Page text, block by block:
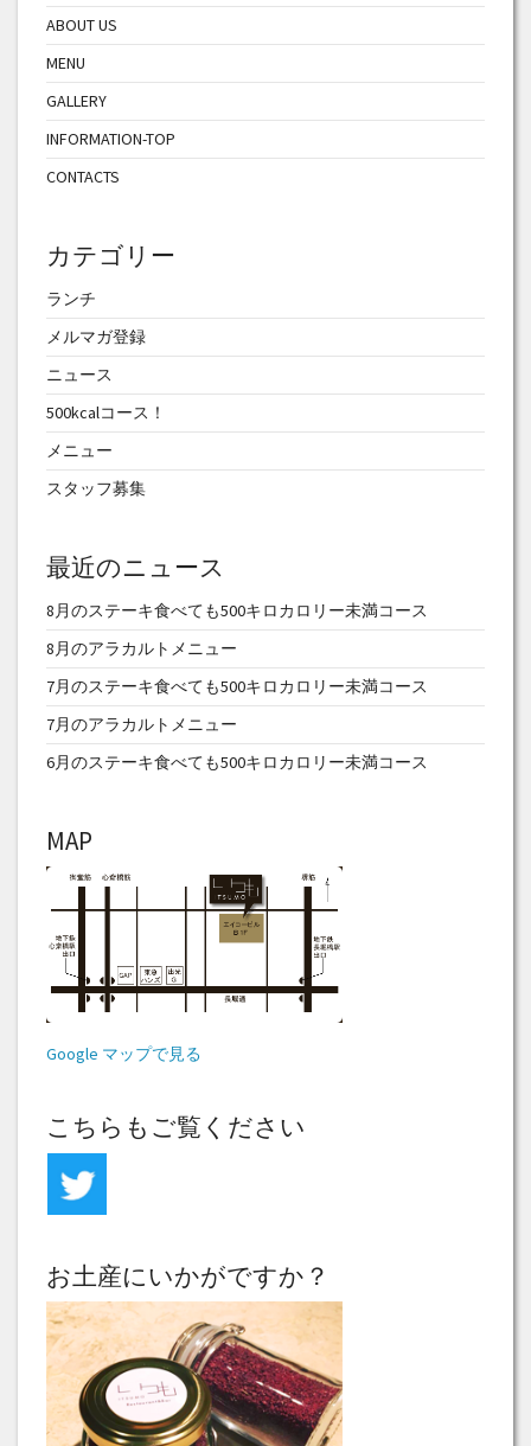
ABOUT US
MENU
GALLERY
INFORMATION-TOP
CONTACTS
カテゴリー
ランチ
メルマガ登録
ニュース
500kcalコース！
メニュー
スタッフ募集
最近のニュース
8月のステーキ食べても500キロカロリー未満コース
8月のアラカルトメニュー
7月のステーキ食べても500キロカロリー未満コース
7月のアラカルトメニュー
6月のステーキ食べても500キロカロリー未満コース
MAP
Google マップで見る
こちらもご覧ください
お土産にいかがですか？